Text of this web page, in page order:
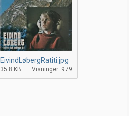
EivindLøbergRatiti.jpg
35.8 KB Visninger: 979